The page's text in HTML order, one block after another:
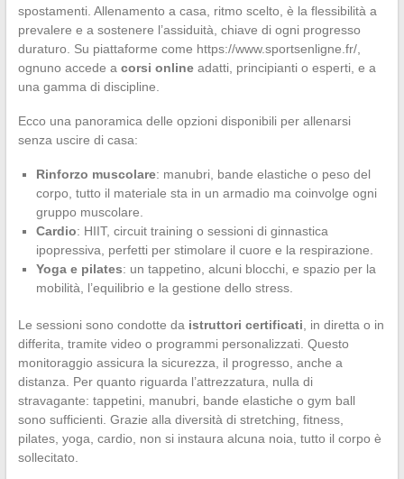
spostamenti. Allenamento a casa, ritmo scelto, è la flessibilità a
prevalere e a sostenere l’assiduità, chiave di ogni progresso
duraturo. Su piattaforme come https://www.sportsenligne.fr/,
ognuno accede a corsi onlineadatti, principianti o esperti, e a
una gamma di discipline.
Ecco una panoramica delle opzioni disponibili per allenarsi
senza uscire di casa:
Rinforzo muscolare: manubri, bande elastiche o peso del
corpo, tutto il materiale sta in un armadio ma coinvolge ogni
gruppo muscolare.
Cardio: HIIT, circuit training o sessioni di ginnastica
ipopressiva, perfetti per stimolare il cuore e la respirazione.
Yoga e pilates: un tappetino, alcuni blocchi, e spazio per la
mobilità, l’equilibrio e la gestione dello stress.
Le sessioni sono condotte da istruttori certificati , in diretta o in
differita, tramite video o programmi personalizzati. Questo
monitoraggio assicura la sicurezza, il progresso, anche a
distanza. Per quanto riguarda l’attrezzatura, nulla di
stravagante: tappetini, manubri, bande elastiche o gym ball
sono sufficienti. Grazie alla diversità di stretching, fitness,
pilates, yoga, cardio, non si instaura alcuna noia, tutto il corpo è
sollecitato.